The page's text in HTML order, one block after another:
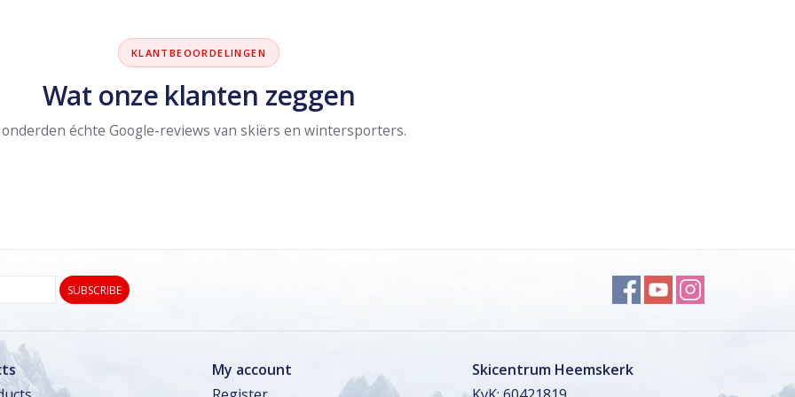
KLANTBEOORDELINGEN
Wat onze klanten zeggen
échte Google-reviews van skiërs en wintersporters.
SUBSCRIBE
My account
Skicentrum Heemskerk